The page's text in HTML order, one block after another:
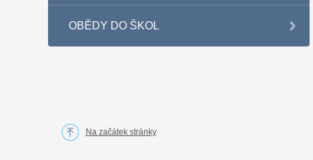
OBĚDY DO ŠKOL
Na začátek stránky